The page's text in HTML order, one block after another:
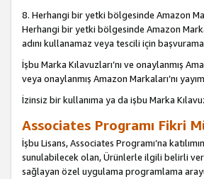
8. Herhangi bir yetki bölgesinde Amazon
Herhangi bir yetki bölgesinde Amazon
adını kullanamaz veya tescili için
İşbu Marka Kılavuzları’nı ve onaylanmış
veya onaylanmış Amazon Markaları’nı
İzinsiz bir kullanıma ya da işbu Marka
Associates Programı Fikri
İşbu Lisans, Associates Programı’na
sunulabilecek olan, Ürünlerle ilgili belirli
sağlayan özel uygulama programlama